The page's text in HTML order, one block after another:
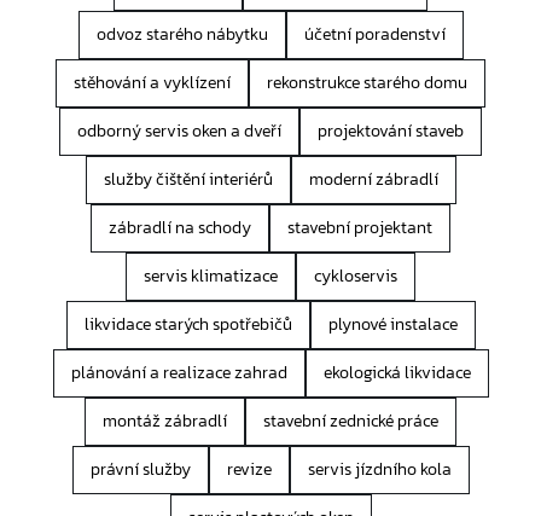
odvoz starého nábytku
účetní poradenství
stěhování a vyklízení
rekonstrukce starého domu
odborný servis oken a dveří
projektování staveb
služby čištění interiérů
moderní zábradlí
zábradlí na schody
stavební projektant
servis klimatizace
cykloservis
likvidace starých spotřebičů
plynové instalace
plánování a realizace zahrad
ekologická likvidace
montáž zábradlí
stavební zednické práce
právní služby
revize
servis jízdního kola